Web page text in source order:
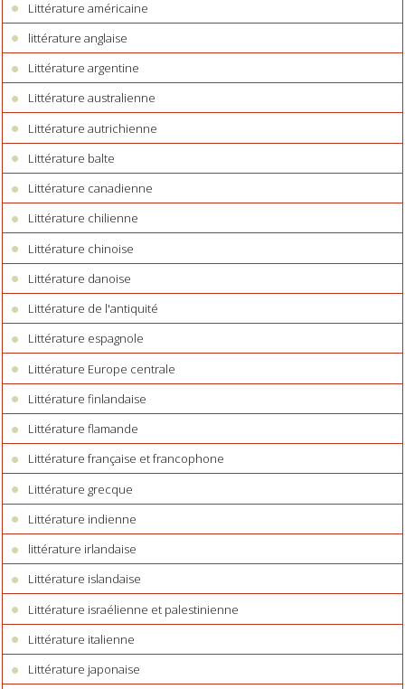
Littérature américaine
littérature anglaise
Littérature argentine
Littérature australienne
Littérature autrichienne
Littérature balte
Littérature canadienne
Littérature chilienne
Littérature chinoise
Littérature danoise
Littérature de l'antiquité
Littérature espagnole
Littérature Europe centrale
Littérature finlandaise
Littérature flamande
Littérature française et francophone
Littérature grecque
Littérature indienne
littérature irlandaise
Littérature islandaise
Littérature israélienne et palestinienne
Littérature italienne
Littérature japonaise